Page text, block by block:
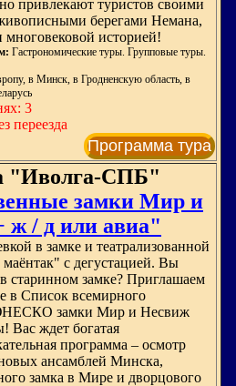
привлекают туристов своими
берегами Немана,
историей!
Гастрономические туры. Групповые туры.
в Минск, в Гродненскую область, в
3
переезда
Программа тура
"Иволга-СПБ"
замки Мир и
ж / д или авиа"
в замке и театрализованной
с дегустацией. Вы
старинном замке? Приглашаем
в Список всемирного
ЮНЕСКО замки Мир и Несвиж
Вас ждет богатая
программа – осмотр
ансамблей Минска,
замка в Мире и дворцового